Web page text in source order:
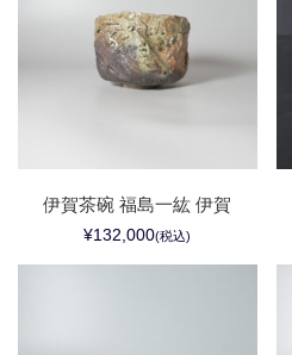
伊賀茶碗 福島一紘 伊賀
¥132,000(税込)